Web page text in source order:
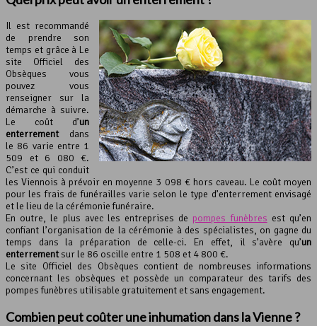
Il est recommandé
de prendre son
temps et grâce à Le
site Officiel des
Obsèques vous
pouvez vous
renseigner sur la
démarche à suivre.
Le coût d’un
enterrementdans
le 86 varie entre 1
509 et 6 080 €.
C’est ce qui conduit
les Viennois à prévoir en moyenne 3 098 € hors caveau. Le coût moyen
pour les frais de funérailles varie selon le type d’enterrement envisagé
et le lieu de la cérémonie funéraire.
En outre, le plus avec les entreprises de pompes funèbres est qu’en
confiant l’organisation de la cérémonie à des spécialistes, on gagne du
temps dans la préparation de celle-ci. En effet, il s’avère qu’un
enterrementsur le 86 oscille entre 1 508 et 4 800 €.
Le site Officiel des Obsèques contient de nombreuses informations
concernant les obsèques et possède un comparateur des tarifs des
pompes funèbres utilisable gratuitement et sans engagement.
Combien peut coûter une inhumation dans la Vienne ?